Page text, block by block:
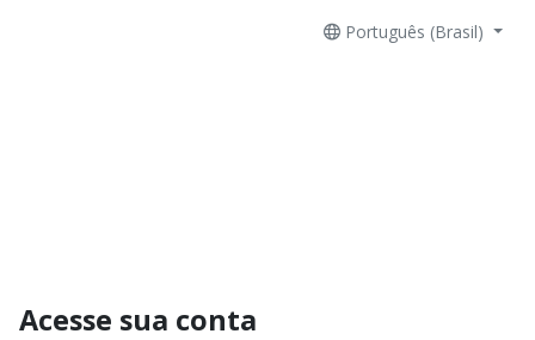
Português (Brasil)
Acesse sua conta